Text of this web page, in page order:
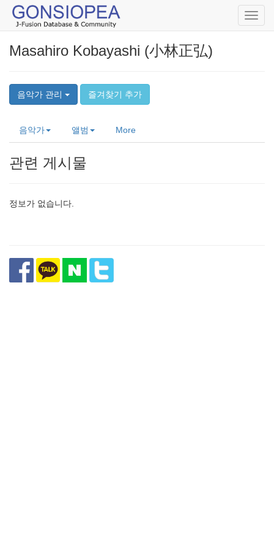
Masahiro Kobayashi (小林正弘)
음악가 관리 즐겨찾기 추가
음악가 앨범 More
관련 게시물
정보가 없습니다.